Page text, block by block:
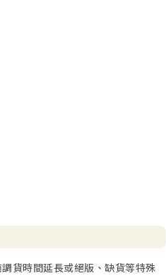
貨時間延長或絕版、缺貨等特殊